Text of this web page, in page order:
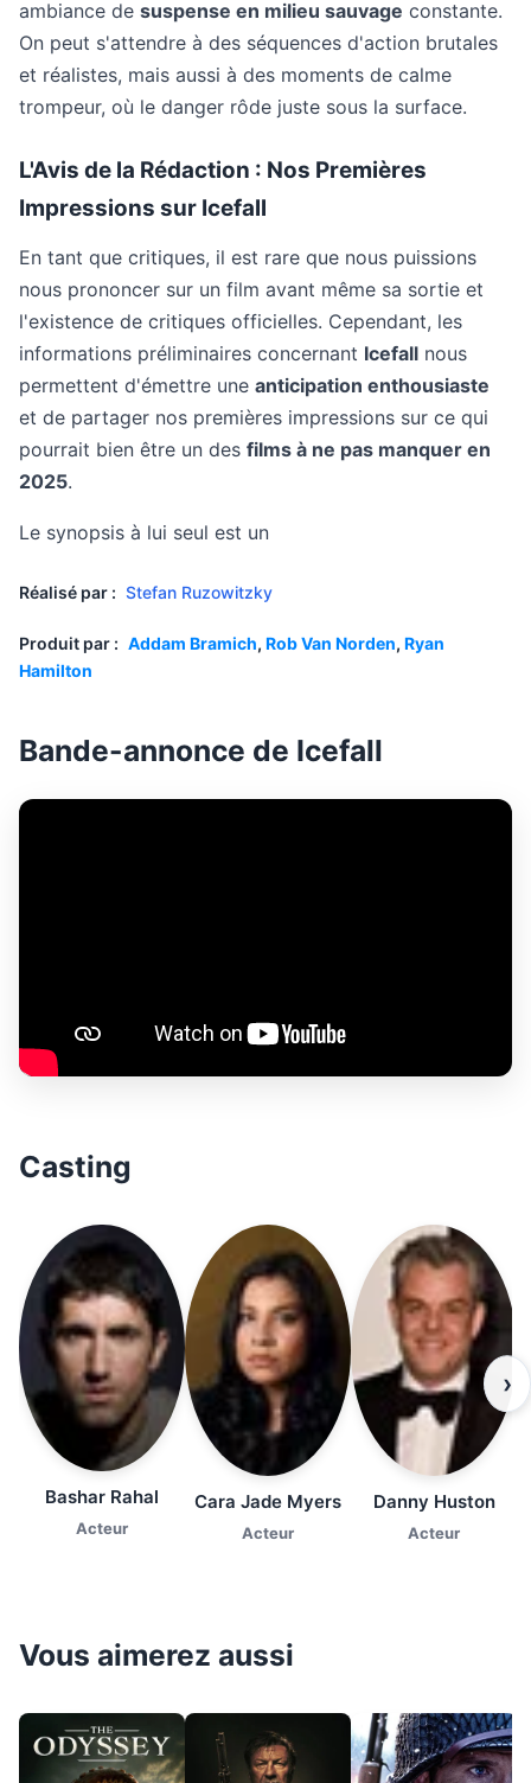
ambiance de suspense en milieu sauvage constante.
On peut s'attendre à des séquences d'action brutales
et réalistes, mais aussi à des moments de calme
trompeur, où le danger rôde juste sous la surface.
L'Avis de la Rédaction : Nos Premières
Impressions sur Icefall
En tant que critiques, il est rare que nous puissions
nous prononcer sur un film avant même sa sortie et
l'existence de critiques officielles. Cependant, les
informations préliminaires concernant Icefall nous
permettent d'émettre une anticipation enthousiaste
et de partager nos premières impressions sur ce qui
pourrait bien être un des films à ne pas manquer en
2025.
Le synopsis à lui seul est un
Réalisé par : Stefan Ruzowitzky
Produit par : Addam Bramich, Rob Van Norden, Ryan
Hamilton
Bande-annonce de Icefall
Casting
Bashar Rahal
Acteur
Cara Jade Myers
Acteur
Danny Huston
Acteur
›
Vous aimerez aussi